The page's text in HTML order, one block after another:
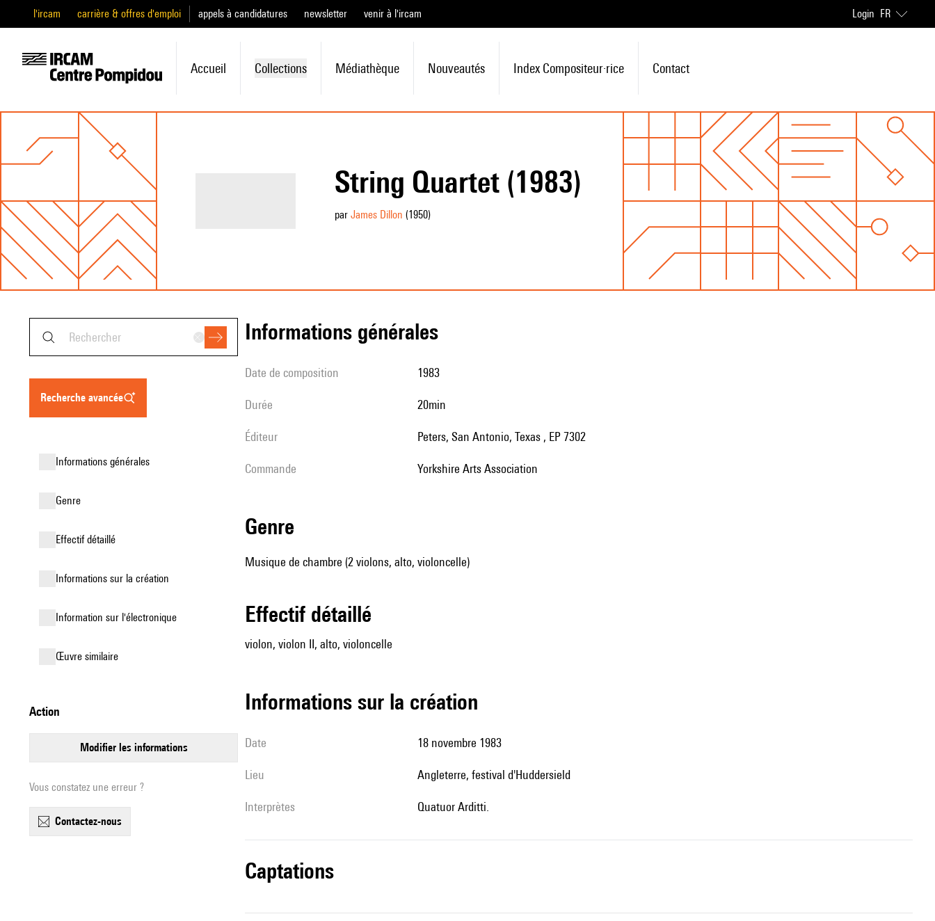
l'ircam carrière & offres d'emploi appels à candidatures newsletter venir à l'ircam Login FR
Accueil Collections Médiathèque Nouveautés Index Compositeur·rice Contact
String Quartet (1983)
par James Dillon (1950)
recherche avancée
informations générales
genre
effectif détaillé
informations sur la création
Information sur l'électronique
œuvre similaire
action
modifier les informations
Vous constatez une erreur ?
contactez-nous
informations générales
date de composition 1983
durée 20min
éditeur Peters, San Antonio, Texas , EP 7302
Commande Yorkshire Arts Association
genre
Musique de chambre (2 violons, alto, violoncelle)
effectif détaillé
violon, violon II, alto, violoncelle
informations sur la création
date 18 novembre 1983
lieu Angleterre, festival d'Huddersield
interprètes Quatuor Arditti.
captations